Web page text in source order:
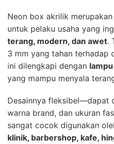
Neon box akrilik
untuk pelaku usaha yang
terang, modern, dan awet.
3 mm yang tahan terhadap
ini dilengkapi dengan
yang mampu menyala
Desainnya fleksibel—dapat
warna brand, dan ukuran
sangat cocok digunakan
klinik, barbershop, kafe,